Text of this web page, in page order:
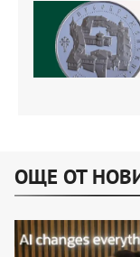
ОЩЕ ОТ